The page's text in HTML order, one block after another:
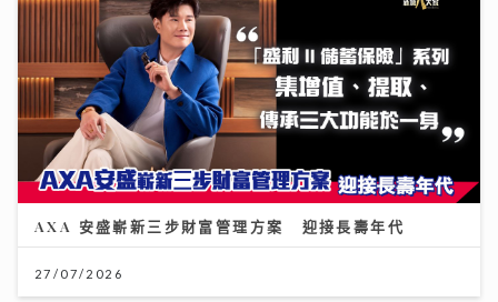
AXA 安盛嶄新三步財富管理方案 迎接長壽年代
27/07/2026